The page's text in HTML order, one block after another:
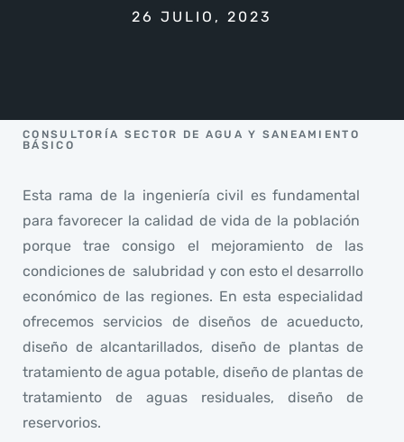
26 JULIO, 2023
CONSULTORÍA SECTOR DE AGUA Y SANEAMIENTO
BÁSICO
Esta rama de la ingeniería civil es fundamental
para favorecer la calidad de vida de la población
porque trae consigo el mejoramiento de las
condiciones de salubridad y con esto el desarrollo
económico de las regiones. En esta especialidad
ofrecemos servicios de diseños de acueducto,
diseño de alcantarillados, diseño de plantas de
tratamiento de agua potable, diseño de plantas de
tratamiento de aguas residuales, diseño de
reservorios.